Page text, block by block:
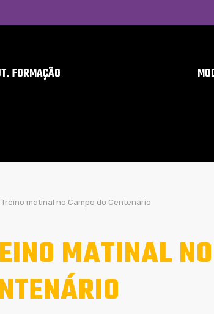
FORMAÇÃO
Treino matinal no Campo do Centenário
MATINAL